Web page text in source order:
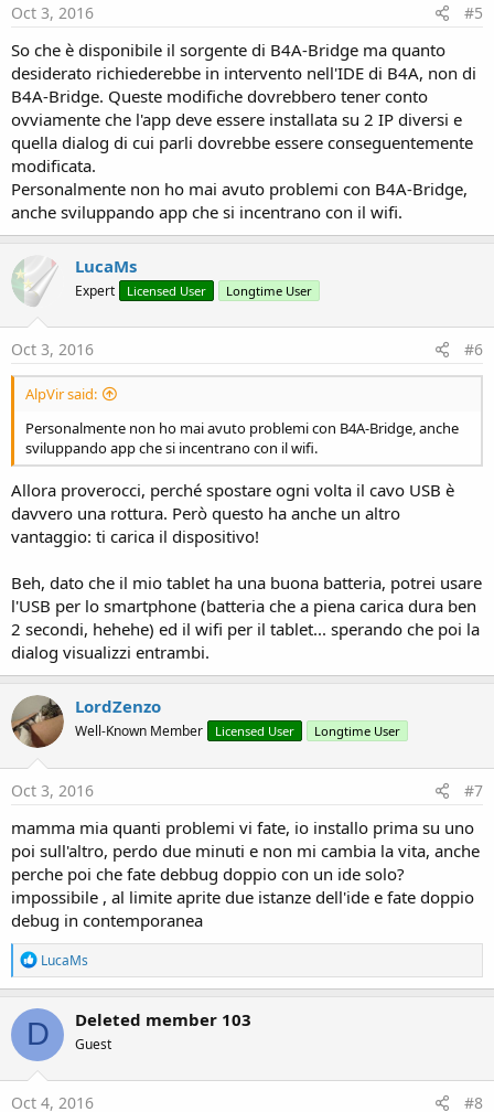
Oct 3, 2016 #5
So che è disponibile il sorgente di B4A-Bridge ma quanto
desiderato richiederebbe in intervento nell'IDE di B4A, non di
B4A-Bridge. Queste modifiche dovrebbero tener conto
ovviamente che l'app deve essere installata su 2 IP diversi e
quella dialog di cui parli dovrebbe essere conseguentemente
modificata.
Personalmente non ho mai avuto problemi con B4A-Bridge,
anche sviluppando app che si incentrano con il wifi.
LucaMs
Expert Licensed User Longtime User
Oct 3, 2016 #6
AlpVir said:
Personalmente non ho mai avuto problemi con B4A-Bridge, anche
sviluppando app che si incentrano con il wifi.
Allora proverocci, perché spostare ogni volta il cavo USB è
davvero una rottura. Però questo ha anche un altro
vantaggio: ti carica il dispositivo!
Beh, dato che il mio tablet ha una buona batteria, potrei usare
l'USB per lo smartphone (batteria che a piena carica dura ben
2 secondi, hehehe) ed il wifi per il tablet... sperando che poi la
dialog visualizzi entrambi.
LordZenzo
Well-Known Member Licensed User Longtime User
Oct 3, 2016 #7
mamma mia quanti problemi vi fate, io installo prima su uno
poi sull'altro, perdo due minuti e non mi cambia la vita, anche
perche poi che fate debbug doppio con un ide solo?
impossibile , al limite aprite due istanze dell'ide e fate doppio
debug in contemporanea
R
e
a
c
t
i
o
n
s
LucaMs
D Deleted member 103
Guest
Oct 4, 2016 #8